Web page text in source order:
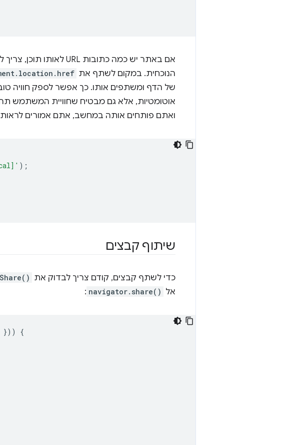
הנוכחית. במקום לשתף את
ואתם פותחים אותה במחשב, אתם אמורים
);
שיתוף קבצים
כדי לשתף קבצים, קודם צריך לבדוק את
אל navigator.share()
:
}))
{